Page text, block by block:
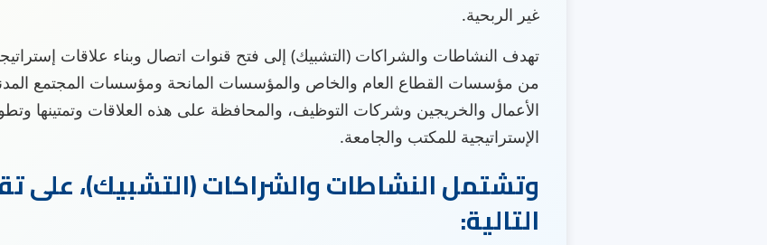
غير الربحية.
تهدف النشاطات والشراكات (التشبيك) إلى فتح قنوات اتصال وبناء علاقات
من مؤسسات القطاع العام والخاص والمؤسسات المانحة ومؤسسات المجتمع المدني
الأعمال والخريجين وشركات التوظيف، والمحافظة على هذه العلاقات وتمتينها
الإستراتيجية للمكتب والجامعة.
وتشتمل النشاطات والشراكات (التشبيك)، على
التالية: